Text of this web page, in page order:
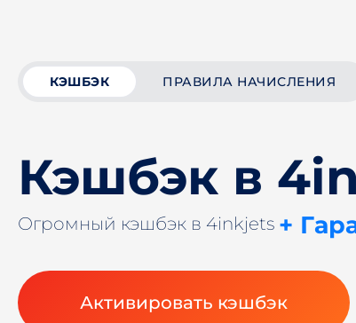
КЭШБЭК ПРАВИЛА НАЧИСЛЕНИЯ
Кэшбэк в
Огромный кэшбэк в 4inkjets +
Активировать кэшбэк